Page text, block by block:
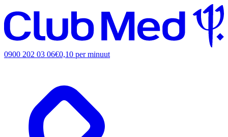
0900 202 03 06€0,10 per minuut